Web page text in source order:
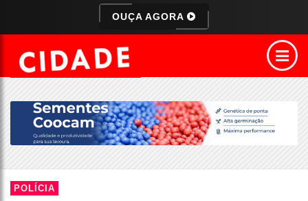
OUÇA AGORA
POLÍCIA